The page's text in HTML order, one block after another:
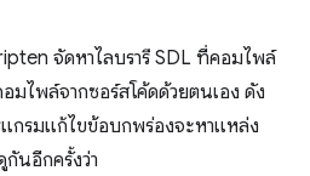
จัดหาไลบรารี SDL ที่คอมไพล์
มไพล์จากซอร์สโค้ดด้วยตนเอง ดัง
รมแก้ไขข้อบกพร่องจะหาแหล่ง
นอีกครั้งว่า